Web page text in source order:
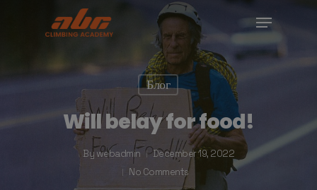
Menu
Блог
Will belay for food!
By webadmin
December 19, 2022
No Comments